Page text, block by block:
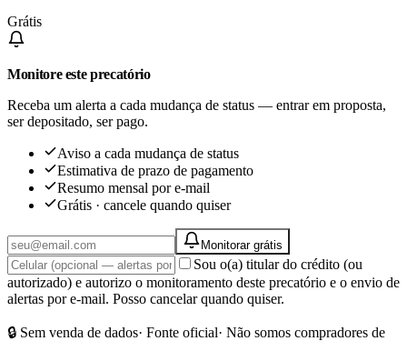
Grátis
Monitore este precatório
Receba um alerta a cada mudança de status — entrar em proposta,
ser depositado, ser pago.
Aviso a cada mudança de status
Estimativa de prazo de pagamento
Resumo mensal por e-mail
Grátis · cancele quando quiser
Monitorar grátis
Sou o(a) titular do crédito (ou
autorizado) e autorizo o monitoramento deste precatório e o envio de
alertas por e-mail. Posso cancelar quando quiser.
🔒 Sem venda de dados· Fonte oficial· Não somos compradores de